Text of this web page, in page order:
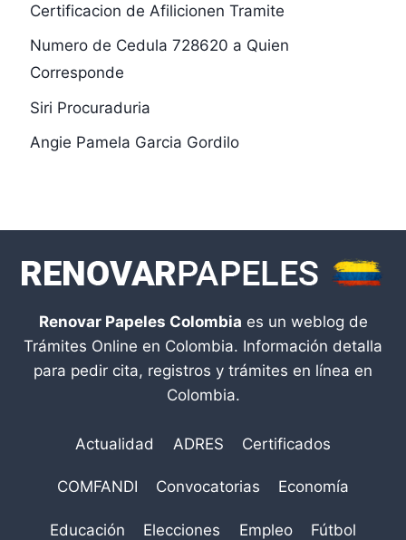
Certificacion de Afilicionen Tramite
Numero de Cedula 728620 a Quien
Corresponde
Siri Procuraduria
Angie Pamela Garcia Gordilo
Renovar Papeles Colombia es un weblog de
Trámites Online en Colombia. Información detalla
para pedir cita, registros y trámites en línea en
Colombia.
Actualidad ADRES Certificados
COMFANDI Convocatorias Economía
Educación Elecciones Empleo Fútbol